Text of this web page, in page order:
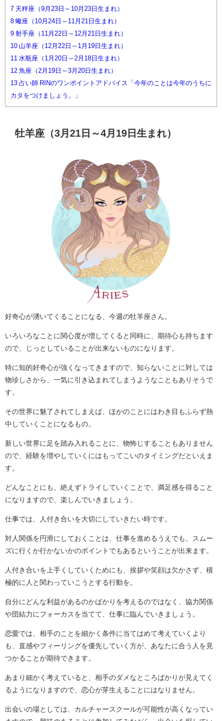
7 天秤座（9月23日～10月23日生まれ）
8 蠍座（10月24日～11月21日生まれ）
9 射手座（11月22日～12月21日生まれ）
10 山羊座（12月22日～1月19日生まれ）
11 水瓶座（1月20日～2月18日生まれ）
12 魚座（2月19日～3月20日生まれ）
13 占い師 RINのワンポイントアドバイス「今年のことは今年のうちに
カタをつけましょう。」
牡羊座（3月21日～4月19日生まれ）
好奇心が湧いてくることになる、今週の牡羊座さん。
いろいろなことに関心度が増してくると同時に、期待心も持ちます
ので、じっとしていることが出来ないものになります。
特に知的好奇心が強くなってきますので、知らないことに対しては
物珍しさから、一気に引き込まれてしまうようなこともありそうで
す。
その世界に魅了されてしまえば、ほかのことにはわき目もふらず熱
中していくことになるもの。
新しい世界に足を踏み入れることに、物怖じすることもありません
ので、経験を増やしていくにはもってこいのタイミングだといえま
す。
どんなことにも、絶えずトライしていくことで、満足感を得ること
になりますので、楽しんでいきましょう。
仕事では、人付き合いを大切にしていきたい時です。
対人関係を円滑にしておくことは、仕事を進めるうえでも、スムー
ズに行くか行かないかのポイントでもあるということが出来ます。
人付き合いを上手くしていくためにも、挨拶や笑顔は欠かさず、積
極的に人と関わっていこうとする行動を。
自分にどんな利益があるのかばかりを考えるのではなく、協力関係
や団結力にフォーカスを当てて、仕事に臨んでいきましょう。
恋愛では、相手のことを細かく条件に当てはめて考えていくより
も、直感やフィーリングを優先していく方が、あなたに合う人を見
つかることが期待できます。
あまり細かく考えていると、相手のダメなところばかりが見えてく
るようになりますので、恋心が芽生えることにはなりません。
出会いの場としては、カルチャースクールが可能性が高くなってい